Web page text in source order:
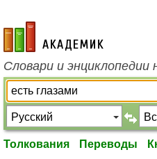
academic.ru
Словари и энциклопедии
Толкования Переводы